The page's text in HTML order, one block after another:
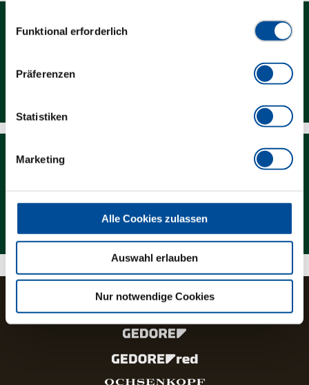
Funktional erforderlich
Präferenzen
Statistiken
Marketing
Alle Cookies zulassen
Auswahl erlauben
Nur notwendige Cookies
Magazin
Die Marken und Produktlinien der GEDORE Gruppe